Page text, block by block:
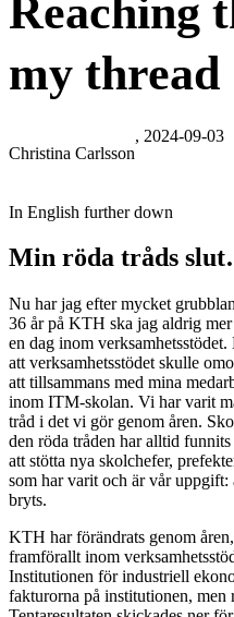
Reaching
my thread
Christina Carlsson
, 2024-09-03
In English further down
Min röda tråds
Nu har jag efter mycket
36 år på KTH ska jag aldrig
en dag inom
att verksamhetsstödet skulle
att tillsammans med mina
inom ITM-skolan. Vi har varit
tråd i det vi gör genom åren.
den röda tråden har alltid
att stötta nya skolchefer,
som har varit och är vår uppgift:
bryts.
KTH har förändrats genom
framförallt inom
Institutionen för industriell
fakturorna på institutionen, men